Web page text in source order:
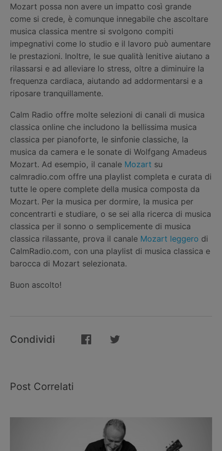
Mozart possa non avere un impatto così grande
come si crede, è comunque innegabile che ascoltare
musica classica mentre si svolgono compiti
impegnativi come lo studio e il lavoro può aumentare
le prestazioni. Inoltre, le sue qualità lenitive aiutano a
rilassarsi e ad alleviare lo stress, oltre a diminuire la
frequenza cardiaca, aiutando ad addormentarsi e a
riposare tranquillamente.
Calm Radio offre molte selezioni di canali di musica
classica online che includono la bellissima musica
classica per pianoforte, le sinfonie classiche, la
musica da camera e le sonate di Wolfgang Amadeus
Mozart. Ad esempio, il canale Mozart su
calmradio.com offre una playlist completa e curata di
tutte le opere complete della musica composta da
Mozart. Per la musica per dormire, la musica per
concentrarti e studiare, o se sei alla ricerca di musica
classica per il sonno o semplicemente di musica
classica rilassante, prova il canale Mozart leggero di
CalmRadio.com, con una playlist di musica classica e
barocca di Mozart selezionata.
Buon ascolto!
Condividi
Post Correlati